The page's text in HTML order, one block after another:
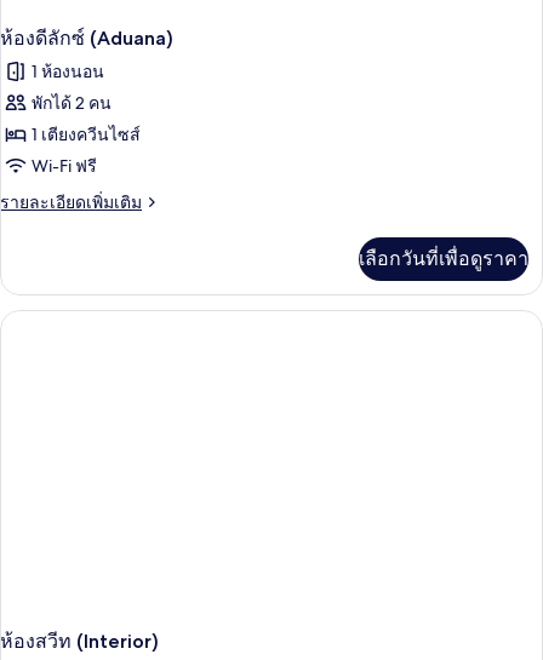
ห้องดีลักซ์ (Aduana)
1 ห้องนอน
พักได้ 2 คน
1 เตียงควีนไซส์
Wi-Fi ฟรี
รายละเอียดเพิ่มเติม
ราย
เกี่ยว
กับ
ห้อง
เลือกวันที่เพื่อดูราคา
ห้องสวีท (Interior)